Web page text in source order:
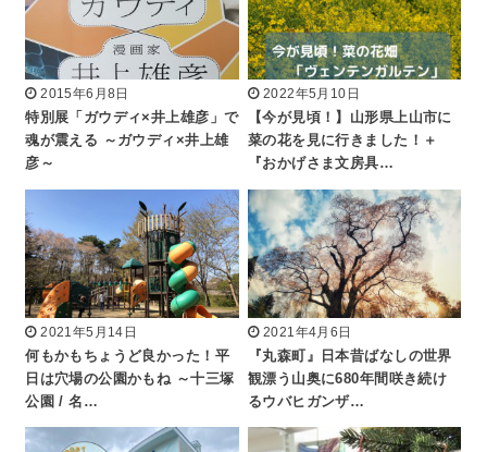
2015年6月8日
特別展「ガウディ×井上雄彦」で
魂が震える ～ガウディ×井上雄
彦～
2022年5月10日
【今が見頃！】山形県上山市に
菜の花を見に行きました！＋
『おかげさま文房具…
2021年5月14日
何もかもちょうど良かった！平
日は穴場の公園かもね ～十三塚
公園 / 名…
2021年4月6日
『丸森町』日本昔ばなしの世界
観漂う山奥に680年間咲き続け
るウバヒガンザ…